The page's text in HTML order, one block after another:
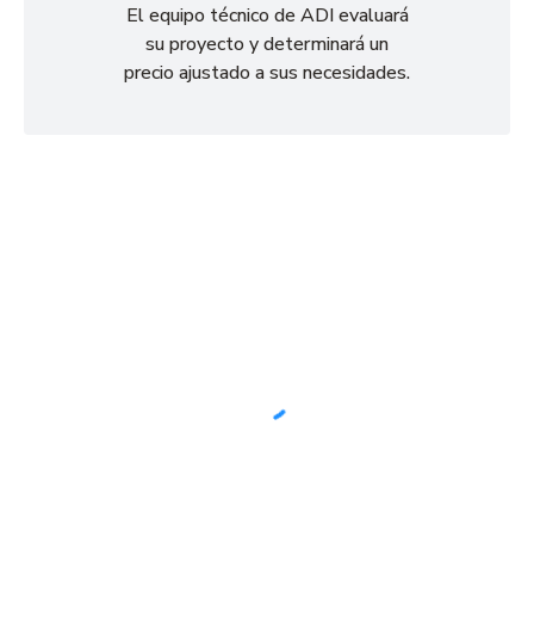
El equipo técnico de ADI evaluará
su proyecto y determinará un
precio ajustado a sus necesidades.